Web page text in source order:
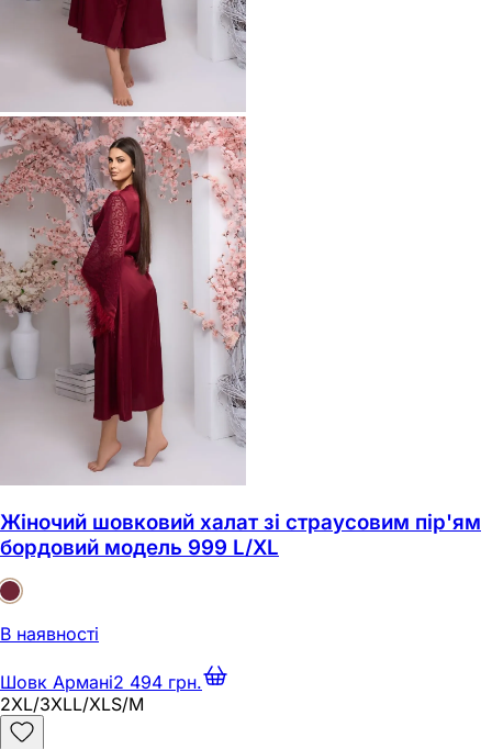
Жіночий шовковий халат зі страусовим пір'ям
бордовий модель 999 L/XL
В наявності
Шовк Армані2 494 грн.
2XL/3XLL/XLS/M